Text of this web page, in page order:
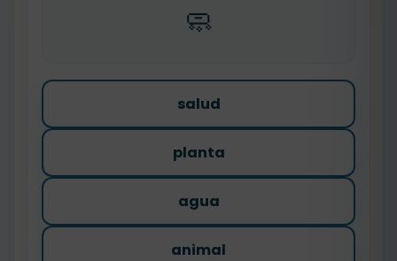
🧼
salud
planta
agua
animal